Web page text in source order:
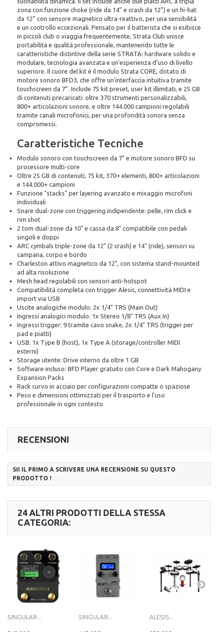
zona con funzione choke (ride da 14” e crash da 12”) e un hi-hat
da 12” con sensore magnetico ultra-reattivo, per una sensibilità
e un controllo eccezionali. Pensato per il batterista che si esibisce
in piccoli club o viaggia frequentemente, Strata Club unisce
portabilità e qualità professionale, mantenendo tutte le
caratteristiche distintive della serie STRATA: hardware solido e
modulare, tecnologia avanzata e un'esperienza d'uso di livello
superiore. Il cuore del kit è il modulo Strata CORE, dotato di
motore sonoro BFD3, che offre un’interfaccia intuitiva tramite
touchscreen da 7”. Include 75 kit preset, user kit illimitati, e 25 GB
di contenuti precaricati: oltre 370 strumenti personalizzabili,
800+ articolazioni sonore, e oltre 144.000 campioni regolabili
tramite canali microfonici, per una profondità sonora senza
compromessi.
Caratteristiche Tecniche
Modulo sonoro con touchscreen da 7" e motore sonoro BFD su
processore multi-core
Oltre 25 GB di contenuti, 75 kit, 370+ elementi, 800+ articolazioni
e 144.000+ campioni
Funzione "stacks" per layering avanzato e mixaggio microfoni
individuali
Snare dual-zone con triggering indipendente: pelle, rim click e
rim shot
2 tom dual-zone da 10" e cassa da 8" compatibile con pedali
singoli e doppi
ARC cymbals triple-zone da 12" (2 crash) e 14" (ride), sensori su
campana, corpo e bordo
Charleston attivo magnetico da 12", con sistema stand-mounted
ad alta risoluzione
Mesh head regolabili con sensori anti-hotspot
Compatibilità completa con trigger Alesis, connettività MIDI e
import via USB
Uscite analogiche modulo: 2x 1/4" TRS (Main Out)
Ingressi analogici modulo: 1x Stereo 1/8" TRS (Aux In)
Ingressi trigger: 9 tramite cavo snake, 2x 1/4" TRS (trigger per
pad e piatti)
USB: 1x Type B (host), 1x Type A (storage/controller MIDI
esterni)
Storage utente: Drive interno da oltre 1 GB
Software incluso: BFD Player gratuito con Core e Dark Mahogany
Expansion Packs
Rack curvo in acciaio per configurazioni compatte o spaziose
Peso e dimensioni ottimizzati per il trasporto e l'uso
professionale in ogni contesto
RECENSIONI
SII IL PRIMO A SCRIVERE UNA RECENSIONE SU QUESTO
PRODOTTO !
24 ALTRI PRODOTTI DELLA STESSA
CATEGORIA:
SINGULAR... SINGULAR... ALESIS...